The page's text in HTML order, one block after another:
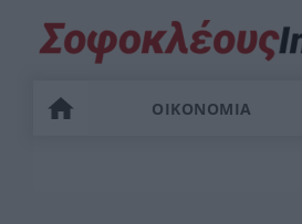
ΟΙΚΟΝΟΜΙΑ